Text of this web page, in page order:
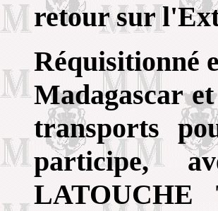
retour sur
Réquisitionné
Madagascar
transports
participe,